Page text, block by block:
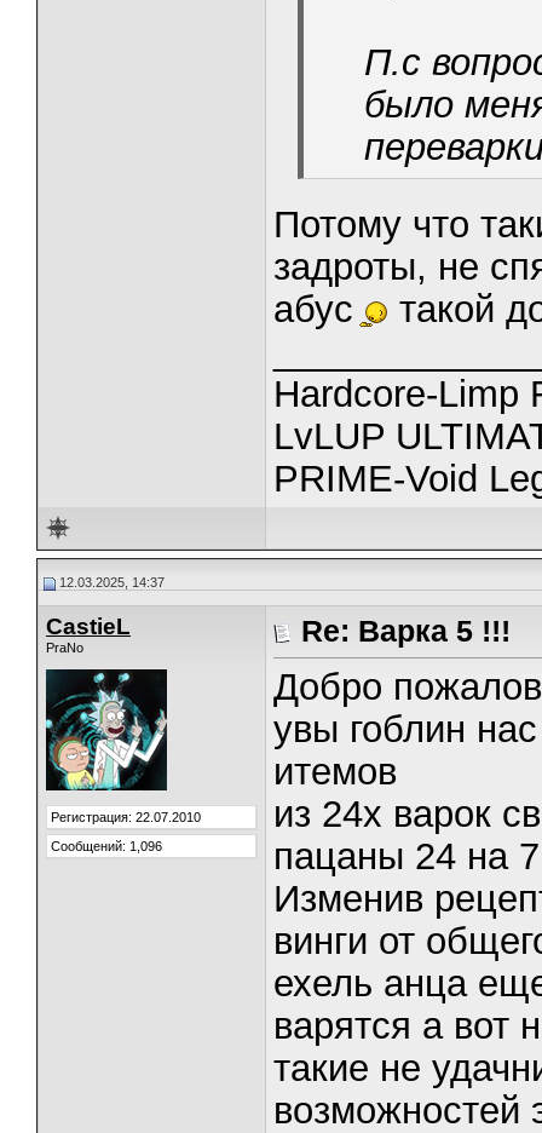
П.с
было
Потому что
задроты, не
абус
такой
Hardcore-Limp
LvLUP
PRIME-Void
12.03.2025, 14:37
CastieL
PraNo
Регистрация: 22.07.2010
Сообщений: 1,096
Re: Варка 5 !!!
Добро
увы гоблин
итемов
из 24х варок
пацаны 24 на
Изменив
винги от
ехель анца
варятся а вот
такие не
возможностей